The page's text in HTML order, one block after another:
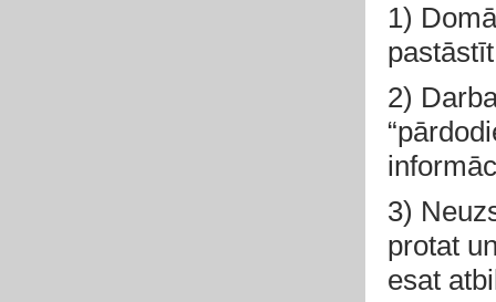
1)
2)
3)
protat
esat